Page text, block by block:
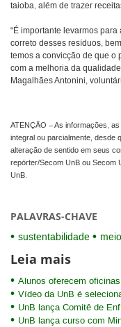
taioba, além de trazer
“É importante levarmos
correto desses resíduos,
temos a convicção de que o
com a melhoria da
Magalhães Antonini,
ATENÇÃO – As informações,
integral ou parcialmente, desde
alteração de sentido em seus
repórter/Secom UnB ou Secom
UnB.
PALAVRAS-CHAVE
sustentabilidade
Leia mais
Alunos oferecem
Vídeo da UnB é
UnB lança Comitê de
UnB lança curso com